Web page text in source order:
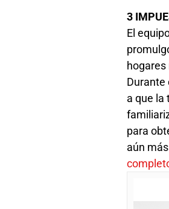
3
El
hogares
Durante
a que la
para
aún